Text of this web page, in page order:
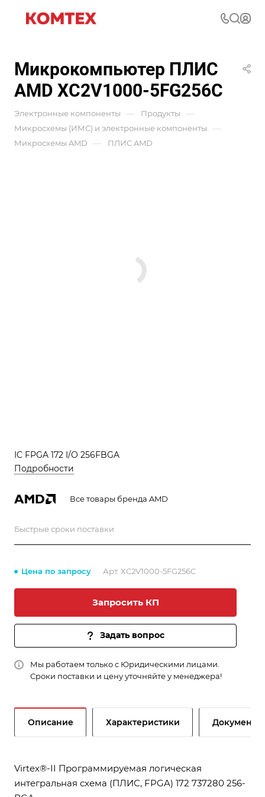
Микрокомпьютер ПЛИС
AMD XC2V1000-5FG256C
Электронные компоненты — Продукты —
Микросхемы (ИМС) и электронные компоненты —
Микросхемы AMD — ПЛИС AMD
IC FPGA 172 I/O 256FBGA
Подробности
Все товары бренда AMD
Быстрые сроки поставки
Цена по запросу Арт. XC2V1000-5FG256C
Запросить КП
Задать вопрос
Мы работаем только с Юридическими лицами.
Сроки поставки и цену уточняйте у менеджера!
Описание Характеристики Документы
Virtex®-II Программируемая логическая
интегральная схема (ПЛИС, FPGA) 172 737280 256-